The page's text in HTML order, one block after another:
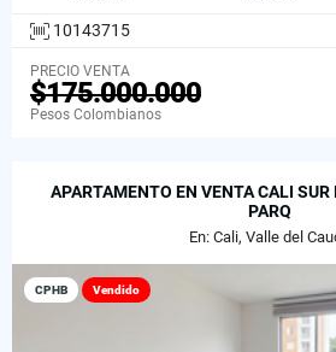
10143715
PRECIO VENTA
$175.000.000
Pesos Colombianos
APARTAMENTO EN VENTA CALI
PARQ
En: Cali, Valle del
CPHB Vendido